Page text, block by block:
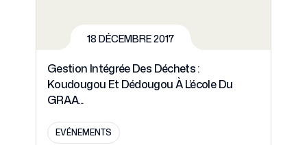
18 DÉCEMBRE 2017
Gestion Intégrée Des Déchets :
Koudougou Et Dédougou À L’école Du
GRAA...
EVÉNEMENTS